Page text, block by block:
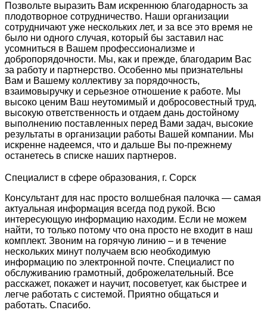
Позвольте выразить Вам искреннюю благодарность за
плодотворное сотрудничество. Наши организации
сотрудничают уже нескольких лет, и за все это время не
было ни одного случая, который бы заставил нас
усомниться в Вашем профессионализме и
добропорядочности. Мы, как и прежде, благодарим Вас
за работу и партнерство. Особенно мы признательны
Вам и Вашему коллективу за порядочность,
взаимовыручку и серьезное отношение к работе. Мы
высоко ценим Ваш неутомимый и добросовестный труд,
высокую ответственность и отдаем дань достойному
выполнению поставленных перед Вами задач, высокие
результаты в организации работы Вашей компании. Мы
искренне надеемся, что и дальше Вы по-прежнему
останетесь в списке наших партнеров.
Специалист в сфере образования, г. Сорск
Консультант для нас просто волшебная палочка — самая
актуальная информация всегда под рукой. Всю
интересующую информацию находим. Если не можем
найти, то только потому что она просто не входит в наш
комплект. Звоним на горячую линию – и в течение
нескольких минут получаем всю необходимую
информацию по электронной почте. Специалист по
обслуживанию грамотный, доброжелательный. Все
расскажет, покажет и научит, посоветует, как быстрее и
легче работать с системой. Приятно общаться и
работать. Спасибо.